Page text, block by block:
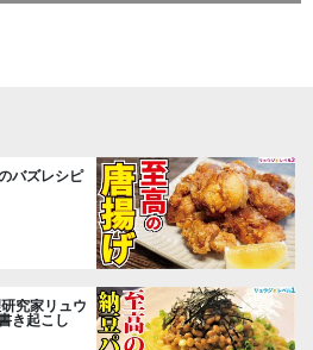
バズレシピ
究家リュウ
き起こし